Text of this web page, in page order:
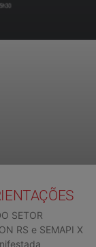
SETOR
RS e SEMAPI X